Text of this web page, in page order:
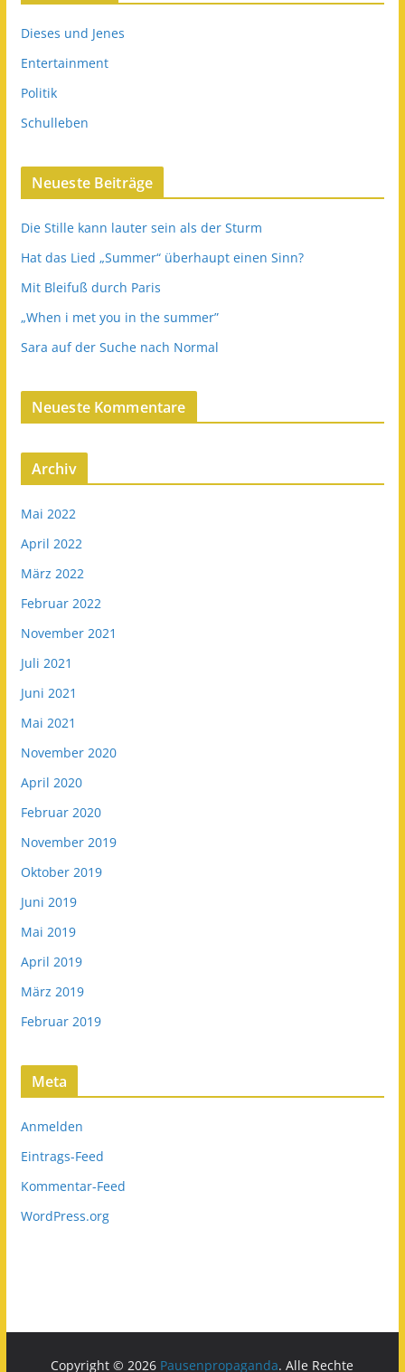
Dieses und Jenes
Entertainment
Politik
Schulleben
Neueste Beiträge
Die Stille kann lauter sein als der Sturm
Hat das Lied „Summer“ überhaupt einen Sinn?
Mit Bleifuß durch Paris
„When i met you in the summer”
Sara auf der Suche nach Normal
Neueste Kommentare
Archiv
Mai 2022
April 2022
März 2022
Februar 2022
November 2021
Juli 2021
Juni 2021
Mai 2021
November 2020
April 2020
Februar 2020
November 2019
Oktober 2019
Juni 2019
Mai 2019
April 2019
März 2019
Februar 2019
Meta
Anmelden
Eintrags-Feed
Kommentar-Feed
WordPress.org
Copyright © 2026 Pausenpropaganda. Alle Rechte